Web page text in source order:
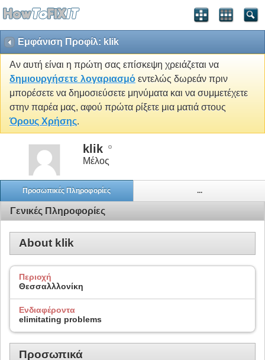
Εμφάνιση Προφίλ: klik
Αν αυτή είναι η πρώτη σας επίσκεψη χρειάζεται να
δημιουργήσετε λογαριασμό εντελώς δωρεάν πριν
μπορέσετε να δημοσιεύσετε μηνύματα και να συμμετέχετε
στην παρέα μας, αφού πρώτα ρίξετε μια ματιά στους
Όρους Χρήσης.
klik
Μέλος
Προσωπικές Πληροφορίες ...
Γενικές Πληροφορίες
About klik
Περιοχή
Θεσσαλλλονίκη
Ενδιαφέροντα
elimitating problems
Προσωπικά